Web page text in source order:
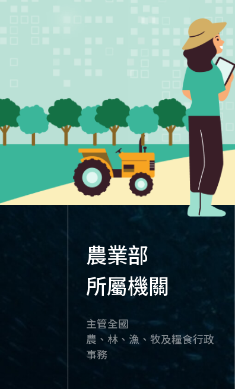
農業部
所屬機關
主管全國
農、林、漁、牧及糧食行政
事務